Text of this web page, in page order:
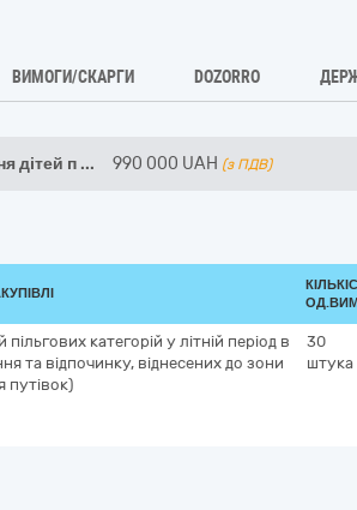
ВИМОГИ/СКАРГИ DOZORRO
дітей п ... 990 000 UAH (з ПДВ)
категорій у літній період в
та відпочинку, віднесених до зони
путівок)
30
штука